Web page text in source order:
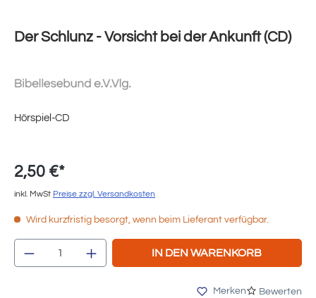
Der Schlunz - Vorsicht bei der Ankunft (CD)
Hörspiel-CD
2,50 €*
inkl. MwSt Preise zzgl. Versandkosten
Wird kurzfristig besorgt, wenn beim Lieferant verfügbar.
Produkt Anzahl: Gib den gewünschten
IN DEN WARENKORB
Merken Bewerten